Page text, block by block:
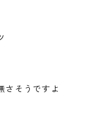
さそうですよ